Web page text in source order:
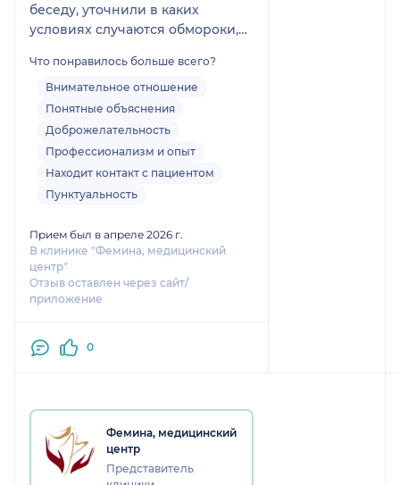
беседу, уточнили в каких
условиях случаются обмороки,
сразу, другими методами также
исключили еще варианты.
исходя из этого, назначили
анализы, которые нужно сдать, в
этом и была причина. все
анализы понижены ( ниже
нормы). теперь лечусь!
Что понравилось больше всего?
Внимательное отношение
Понятные объяснения
Доброжелательность
Профессионализм и опыт
Находит контакт с пациентом
Пунктуальность
Прием был в апреле 2026 г.
В клинике "Фемина, медицинский
центр"
Отзыв оставлен через сайт/
приложение
0
Фемина, медицинский
центр
Представитель